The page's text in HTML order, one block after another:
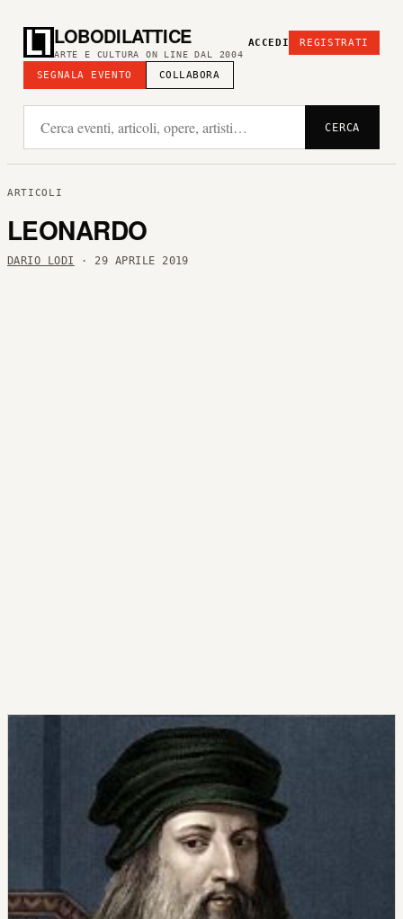
LOBODILATTICE
ARTE E CULTURA ON LINE DAL 2004
SEGNALA EVENTO COLLABORA
ACCEDI REGISTRATI
CERCA
ARTICOLI
LEONARDO
DARIO LODI · 29 APRILE 2019